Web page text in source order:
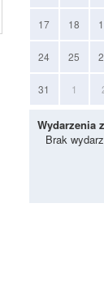
17 18
24 25
31 1
Wydarzenia
Brak